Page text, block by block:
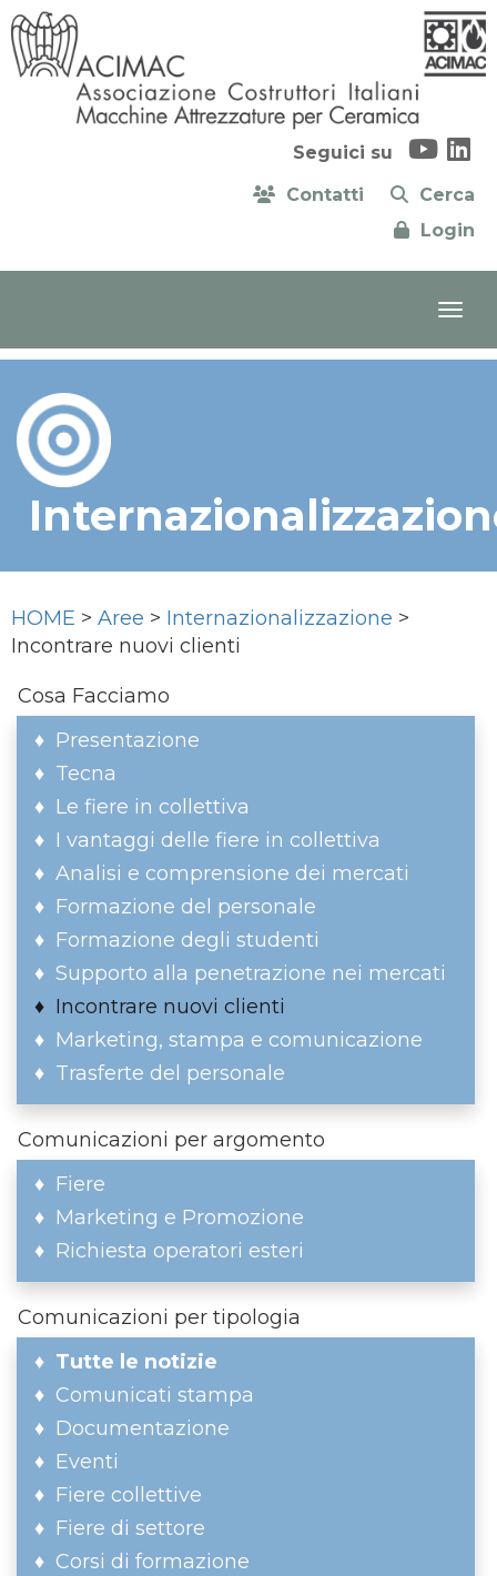
Seguici su
Contatti
Cerca
Login
HOME > Aree > Internazionalizzazione >
Incontrare nuovi clienti
Cosa Facciamo
Presentazione
Tecna
Le fiere in collettiva
I vantaggi delle fiere in collettiva
Analisi e comprensione dei mercati
Formazione del personale
Formazione degli studenti
Supporto alla penetrazione nei mercati
Incontrare nuovi clienti
Marketing, stampa e comunicazione
Trasferte del personale
Comunicazioni per argomento
Fiere
Marketing e Promozione
Richiesta operatori esteri
Comunicazioni per tipologia
Tutte le notizie
Comunicati stampa
Documentazione
Eventi
Fiere collettive
Fiere di settore
Corsi di formazione